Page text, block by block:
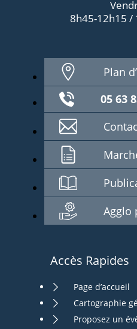
8h45-12h15 /
Plan
05 63
Agglo
Accès Rapides
Page d’accueil
Cartographie
Proposez un